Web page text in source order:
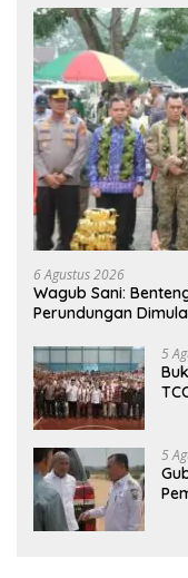
6 Agustus 2026
Wagub Sani:
Perundungan
5
5